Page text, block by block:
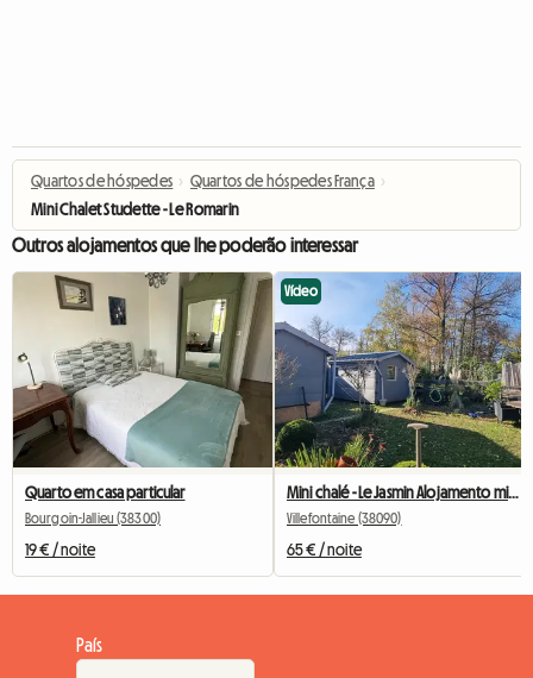
Quartos de hóspedes › Quartos de hóspedes França ›
Mini Chalet Studette - Le Romarin
Outros alojamentos que lhe poderão interessar
Quarto em casa particular
Bourgoin-Jallieu (38300)
19 € / noite
Vídeo
Mini chalé - Le Jasmin Alojamento minimalista em frente ao bosque
Villefontaine (38090)
65 € / noite
País